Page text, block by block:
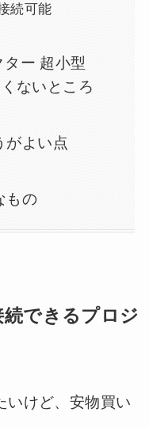
続可能
ー 超小型
ないところ
がよい点
もの
続できるプロジ
いけど、安物買い